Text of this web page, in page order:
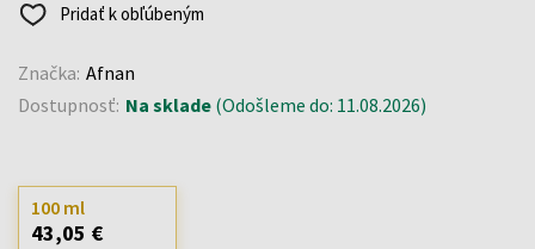
Pridať k obľúbeným
Značka: Afnan
Dostupnosť: Na sklade (Odošleme do: 11.08.2026)
100 ml
43,05 €